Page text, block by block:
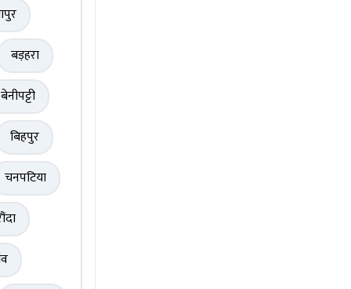
बड़हरा
बेनीपट्टी
बिहपुर
चनपटिया